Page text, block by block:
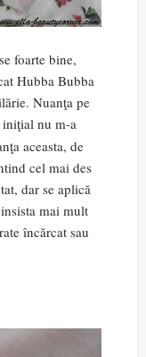
foarte bine,
Hubba Bubba
Nuanţa pe
iniţial nu m-a
aceasta, de
cel mai des
dar se aplică
mai mult
încărcat sau